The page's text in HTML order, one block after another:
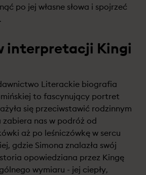
po jej własne słowa i spojrzeć
interpretacji Kingi
Literackie biografia
to fascynujący portret
się przeciwstawić rodzinnym
nas w podróż od
aż po leśniczówkę w sercu
gdzie Simona znalazła swój
opowiedziana przez Kingę
wymiaru - jej ciepły,